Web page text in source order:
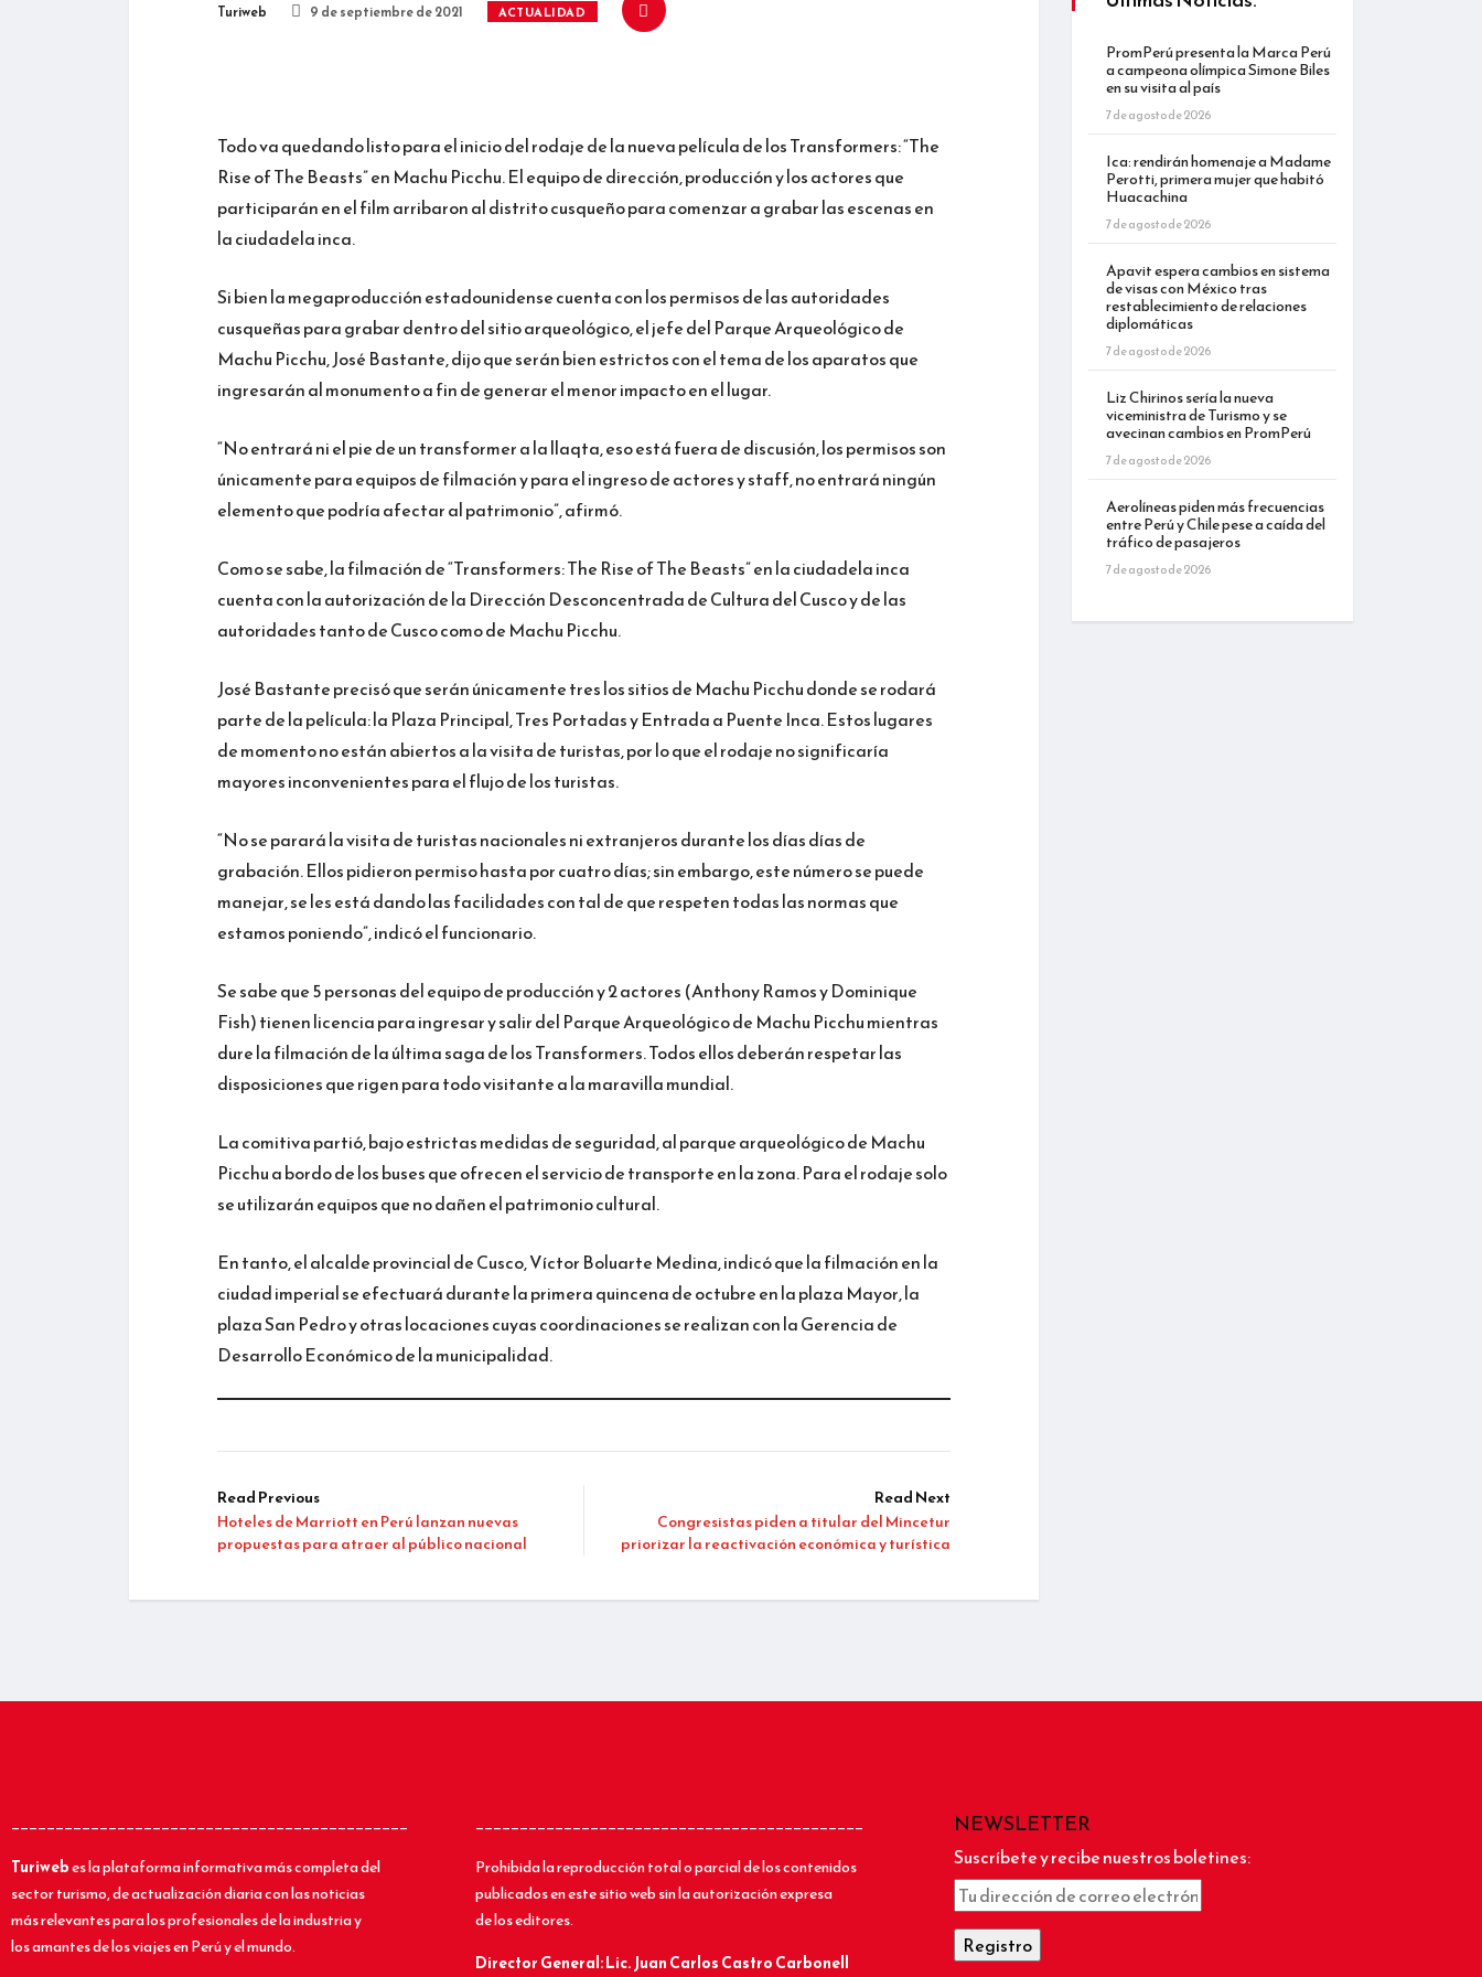
Turiweb 9 de septiembre de 2021 ACTUALIDAD
Todo va quedando listo para el inicio del rodaje de la nueva película de los Transformers: “The
Rise of The Beasts” en Machu Picchu. El equipo de dirección, producción y los actores que
participarán en el film arribaron al distrito cusqueño para comenzar a grabar las escenas en
la ciudadela inca.
Si bien la megaproducción estadounidense cuenta con los permisos de las autoridades
cusqueñas para grabar dentro del sitio arqueológico, el jefe del Parque Arqueológico de
Machu Picchu, José Bastante, dijo que serán bien estrictos con el tema de los aparatos que
ingresarán al monumento a fin de generar el menor impacto en el lugar.
“No entrará ni el pie de un transformer a la llaqta, eso está fuera de discusión, los permisos son
únicamente para equipos de filmación y para el ingreso de actores y staff, no entrará ningún
elemento que podría afectar al patrimonio”, afirmó.
Como se sabe, la filmación de “Transformers: The Rise of The Beasts” en la ciudadela inca
cuenta con la autorización de la Dirección Desconcentrada de Cultura del Cusco y de las
autoridades tanto de Cusco como de Machu Picchu.
José Bastante precisó que serán únicamente tres los sitios de Machu Picchu donde se rodará
parte de la película: la Plaza Principal, Tres Portadas y Entrada a Puente Inca. Estos lugares
de momento no están abiertos a la visita de turistas, por lo que el rodaje no significaría
mayores inconvenientes para el flujo de los turistas.
“No se parará la visita de turistas nacionales ni extranjeros durante los días días de
grabación. Ellos pidieron permiso hasta por cuatro días; sin embargo, este número se puede
manejar, se les está dando las facilidades con tal de que respeten todas las normas que
estamos poniendo”, indicó el funcionario.
Se sabe que 5 personas del equipo de producción y 2 actores (Anthony Ramos y Dominique
Fish) tienen licencia para ingresar y salir del Parque Arqueológico de Machu Picchu mientras
dure la filmación de la última saga de los Transformers. Todos ellos deberán respetar las
disposiciones que rigen para todo visitante a la maravilla mundial.
La comitiva partió, bajo estrictas medidas de seguridad, al parque arqueológico de Machu
Picchu a bordo de los buses que ofrecen el servicio de transporte en la zona. Para el rodaje solo
se utilizarán equipos que no dañen el patrimonio cultural.
En tanto, el alcalde provincial de Cusco, Víctor Boluarte Medina, indicó que la filmación en la
ciudad imperial se efectuará durante la primera quincena de octubre en la plaza Mayor, la
plaza San Pedro y otras locaciones cuyas coordinaciones se realizan con la Gerencia de
Desarrollo Económico de la municipalidad.
Read Previous
Hoteles de Marriott en Perú lanzan nuevas
propuestas para atraer al público nacional
Read Next
Congresistas piden a titular del Mincetur
priorizar la reactivación económica y turística
PromPerú presenta la Marca Perú
a campeona olímpica Simone Biles
en su visita al país
7 de agosto de 2026
Ica: rendirán homenaje a Madame
Perotti, primera mujer que habitó
Huacachina
7 de agosto de 2026
Apavit espera cambios en sistema
de visas con México tras
restablecimiento de relaciones
diplomáticas
7 de agosto de 2026
Liz Chirinos sería la nueva
viceministra de Turismo y se
avecinan cambios en PromPerú
7 de agosto de 2026
Aerolíneas piden más frecuencias
entre Perú y Chile pese a caída del
tráfico de pasajeros
7 de agosto de 2026
_____________________________________________
Turiwebes la plataforma informativa más completa del
sector turismo, de actualización diaria con las noticias
más relevantes para los profesionales de la industria y
los amantes de los viajes en Perú y el mundo.
____________________________________________
Prohibida la reproducción total o parcial de los contenidos
publicados en este sitio web sin la autorización expresa
de los editores.
Director General: Lic.Juan Carlos Castro Carbonell
NEWSLETTER
Suscríbete y recibe nuestros boletines: